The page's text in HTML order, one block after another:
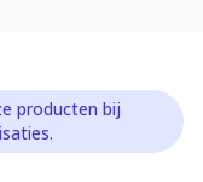
producten bij